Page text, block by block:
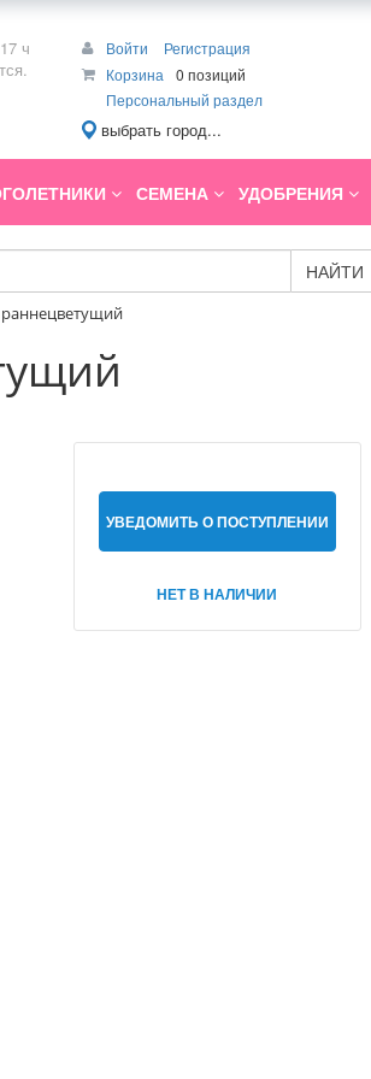
ч
Войти
Регистрация
Корзина
0 позиций
Персональный раздел
выбрать город...
СЕМЕНА УДОБРЕНИЯ
НАЙТИ
раннецветущий
УВЕДОМИТЬ О ПОСТУПЛЕНИИ
НЕТ В НАЛИЧИИ